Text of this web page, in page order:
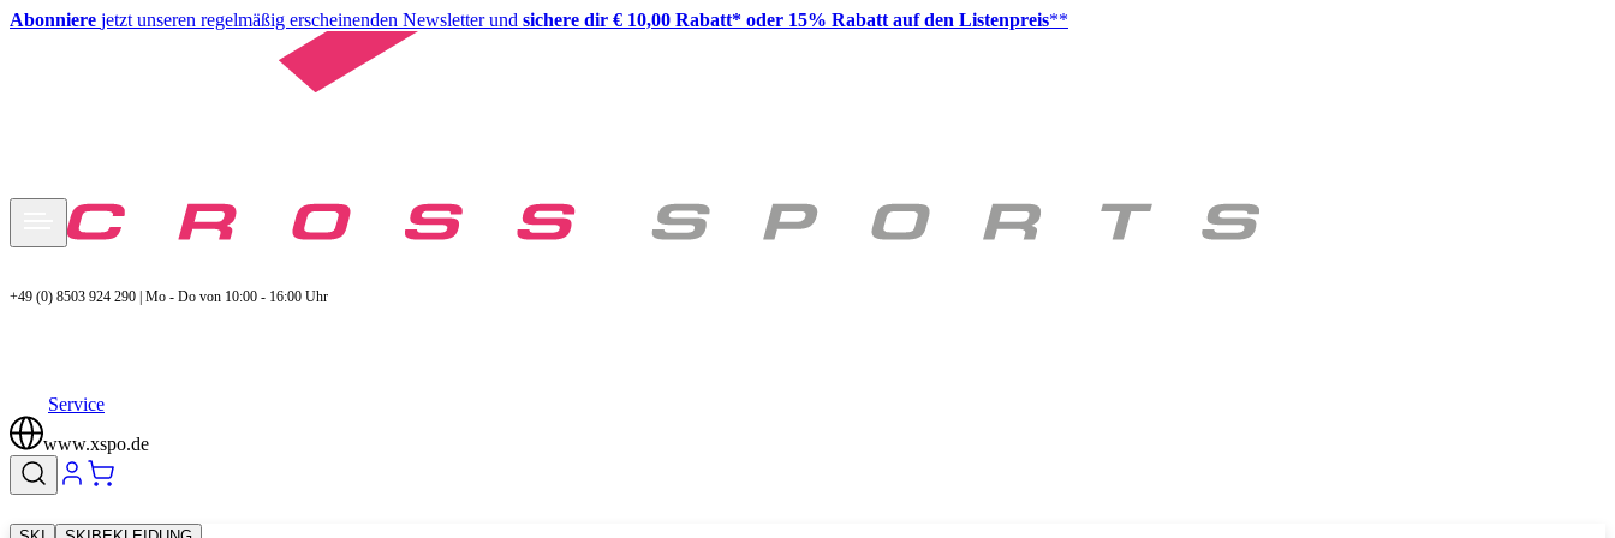
Abonniere jetzt unseren regelmäßig erscheinenden Newsletter und sichere dir € 10,00 Rabatt* oder 15% Rabatt auf den Listenpreis**
+49 (0) 8503 924 290 | Mo - Do von 10:00 - 16:00 Uhr
Service
www.xspo.de